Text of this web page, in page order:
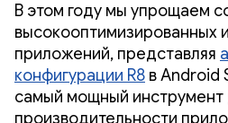
В этом году мы упрощаем
высокооптимизированных
приложений, представляя
конфигурации R8 в Android
самый мощный
производительности